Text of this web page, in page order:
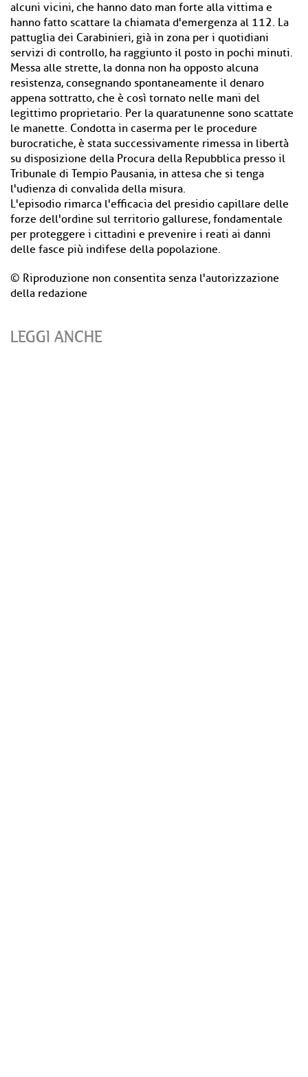
alcuni vicini, che hanno dato man forte alla vittima e
hanno fatto scattare la chiamata d'emergenza al 112. La
pattuglia dei Carabinieri, già in zona per i quotidiani
servizi di controllo, ha raggiunto il posto in pochi minuti.
Messa alle strette, la donna non ha opposto alcuna
resistenza, consegnando spontaneamente il denaro
appena sottratto, che è così tornato nelle mani del
legittimo proprietario. Per la quaratunenne sono scattate
le manette. Condotta in caserma per le procedure
burocratiche, è stata successivamente rimessa in libertà
su disposizione della Procura della Repubblica presso il
Tribunale di Tempio Pausania, in attesa che si tenga
l'udienza di convalida della misura.
L'episodio rimarca l'efficacia del presidio capillare delle
forze dell'ordine sul territorio gallurese, fondamentale
per proteggere i cittadini e prevenire i reati ai danni
delle fasce più indifese della popolazione.
© Riproduzione non consentita senza l'autorizzazione
della redazione
LEGGI ANCHE